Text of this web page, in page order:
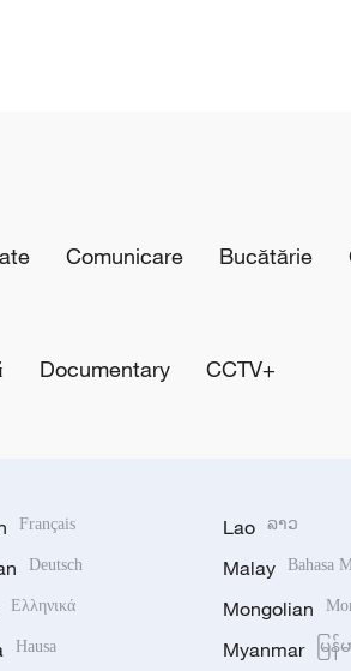
Comunicare Bucătărie
Documentary CCTV+
Français
Deutsch
Ελληνικά
Hausa
Lao ລາວ
Malay Bahasa
Mongolian
Myanmar မြ